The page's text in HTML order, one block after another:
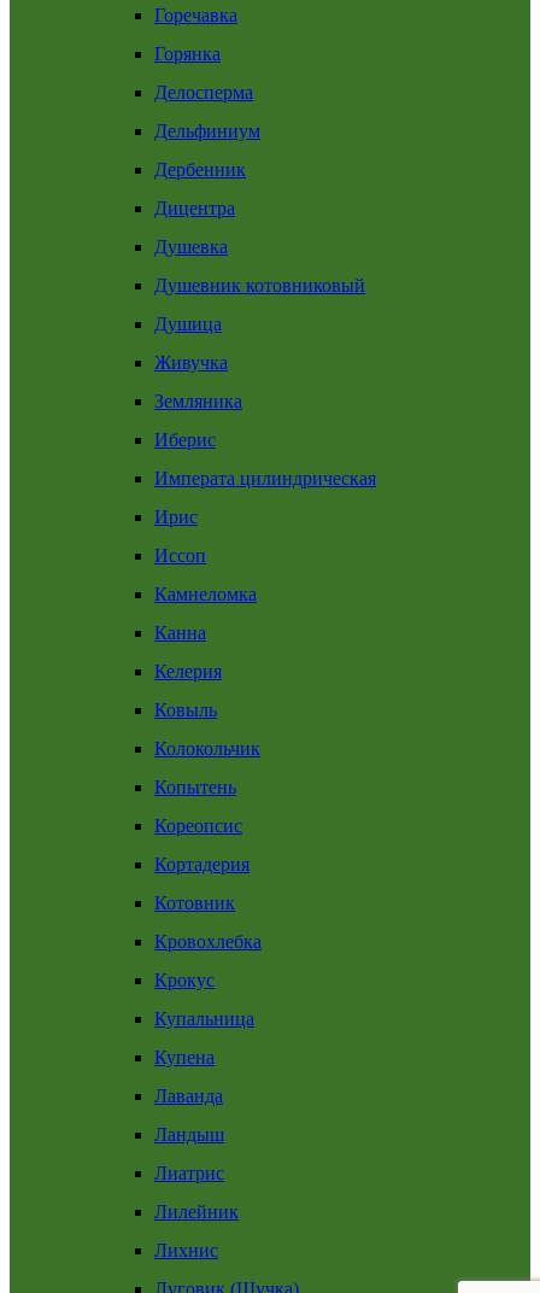
Горечавка
Горянка
Делосперма
Дельфиниум
Дербенник
Дицентра
Душевка
Душевник котовниковый
Душица
Живучка
Земляника
Иберис
Императа цилиндрическая
Ирис
Иссоп
Камнеломка
Канна
Келерия
Ковыль
Колокольчик
Копытень
Кореопсис
Кортадерия
Котовник
Кровохлебка
Крокус
Купальница
Купена
Лаванда
Ландыш
Лиатрис
Лилейник
Лихнис